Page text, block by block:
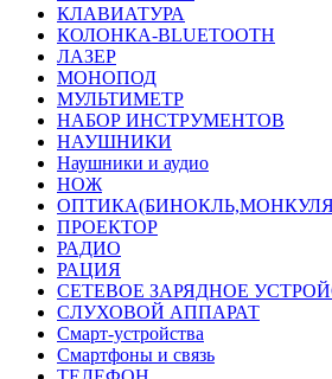
КЛАВИАТУРА
КОЛОНКА-BLUETOOTH
ЛАЗЕР
МОНОПОД
МУЛЬТИМЕТР
НАБОР ИНСТРУМЕНТОВ
НАУШНИКИ
Наушники и аудио
НОЖ
ПРОЕКТОР
РАДИО
РАЦИЯ
СЕТЕВОЕ ЗАРЯДНОЕ
СЛУХОВОЙ АППАРАТ
Смарт-устройства
Смартфоны и связь